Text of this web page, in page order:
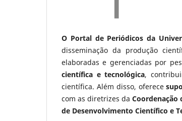
O Portal de Periódicos da
disseminação da produção
elaboradas e gerenciadas por
científica e tecnológica,
científica. Além disso, oferece
com as diretrizes daCoordenação
de Desenvolvimento Científico e